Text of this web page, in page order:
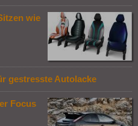
wie
gestresste Autolacke
Focus